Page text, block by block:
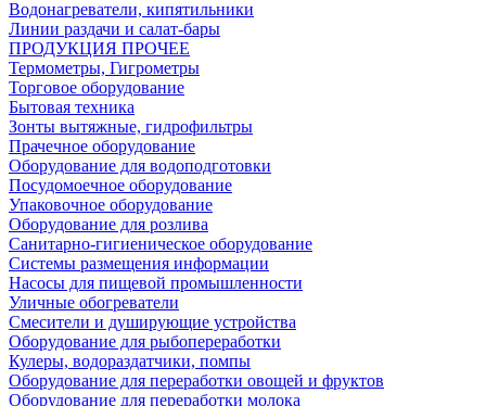
Водонагреватели, кипятильники
Линии раздачи и салат-бары
ПРОДУКЦИЯ ПРОЧЕЕ
Термометры, Гигрометры
Торговое оборудование
Бытовая техника
Зонты вытяжные, гидрофильтры
Прачечное оборудование
Оборудование для водоподготовки
Посудомоечное оборудование
Упаковочное оборудование
Оборудование для розлива
Санитарно-гигиеническое оборудование
Системы размещения информации
Насосы для пищевой промышленности
Уличные обогреватели
Смесители и душирующие устройства
Оборудование для рыбопереработки
Кулеры, водораздатчики, помпы
Оборудование для переработки овощей и фруктов
Оборудование для переработки молока